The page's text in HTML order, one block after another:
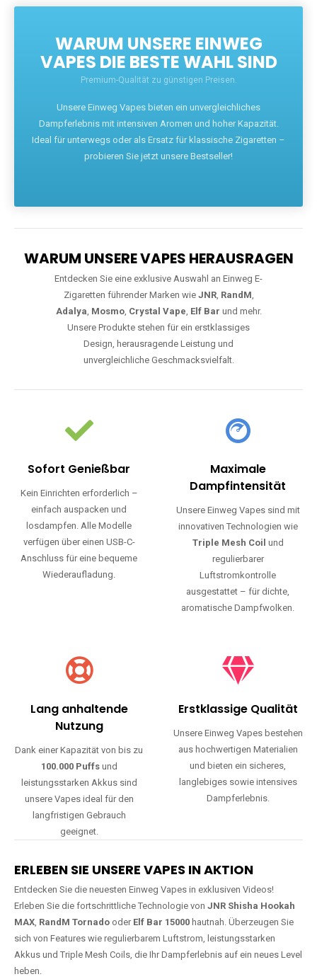
WARUM UNSERE EINWEG
VAPES DIE BESTE WAHL SIND
Premium-Qualität zu günstigen Preisen.
Unsere Einweg Vapes bieten ein unvergleichliches
Dampferlebnis mit intensiven Aromen und hoher Kapazität.
Ideal für unterwegs oder als Ersatz für klassische Zigaretten –
probieren Sie jetzt unsere Bestseller!
WARUM UNSERE VAPES HERAUSRAGEN
Entdecken Sie eine exklusive Auswahl an Einweg E-
Zigaretten führender Marken wie JNR, RandM,
Adalya, Mosmo, Crystal Vape, Elf Bar und mehr.
Unsere Produkte stehen für ein erstklassiges
Design, herausragende Leistung und
unvergleichliche Geschmacksvielfalt.
Sofort Genießbar
Kein Einrichten erforderlich –
einfach auspacken und
losdampfen. Alle Modelle
verfügen über einen USB-C-
Anschluss für eine bequeme
Wiederaufladung.
Maximale
Dampfintensität
Unsere Einweg Vapes sind mit
innovativen Technologien wie
Triple Mesh Coil und
regulierbarer
Luftstromkontrolle
ausgestattet – für dichte,
aromatische Dampfwolken.
Lang anhaltende
Nutzung
Dank einer Kapazität von bis zu
100.000 Puffsund
leistungsstarken Akkus sind
unsere Vapes ideal für den
langfristigen Gebrauch
geeignet.
Erstklassige Qualität
Unsere Einweg Vapes bestehen
aus hochwertigen Materialien
und bieten ein sicheres,
langlebiges sowie intensives
Dampferlebnis.
ERLEBEN SIE UNSERE VAPES IN AKTION
Entdecken Sie die neuesten Einweg Vapes in exklusiven Videos!
Erleben Sie die fortschrittliche Technologie von JNR Shisha Hookah
MAX, RandM Tornado oder Elf Bar 15000 hautnah. Überzeugen Sie
sich von Features wie regulierbarem Luftstrom, leistungsstarken
Akkus und Triple Mesh Coils, die Ihr Dampferlebnis auf ein neues Level
heben.